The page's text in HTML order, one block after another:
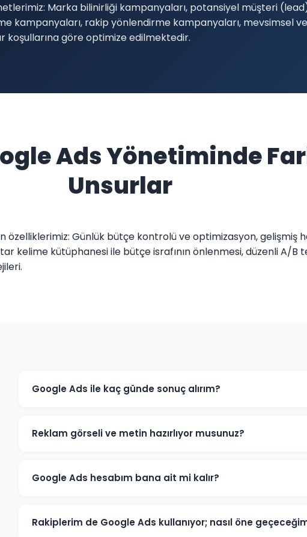
Marka bilinirliği kampanyaları, potansiyel müşteri
kampanyaları, rakip yönlendirme kampanyaları, mevsimsel
koşullarına göre optimize edilmektedir.
Ads Yönetiminde
Unsurlar
özelliklerimiz: Günlük bütçe kontrolü ve optimizasyon,
kelime kütüphanesi ile bütçe israfının önlenmesi, düzenli A/B
Google Ads ile kaç günde sonuç alırım?
trafik ve dönüşümler üretmeye başlar. İlk ay veri toplama, ikinci
yoğunlaşır.
Reklam görseli ve metin hazırlıyor musunuz?
tüm kreatif içerikleri üretiyoruz. İçerikler hedef kitlenize ve
Google Ads hesabım bana ait mi kalır?
(admin) seviyesinde değil, reklam yöneticisi seviyesinde sağlanır.
üzerinde tam kontrole sahip olursunuz.
Rakiplerim de Google Ads kullanıyor; nasıl öne